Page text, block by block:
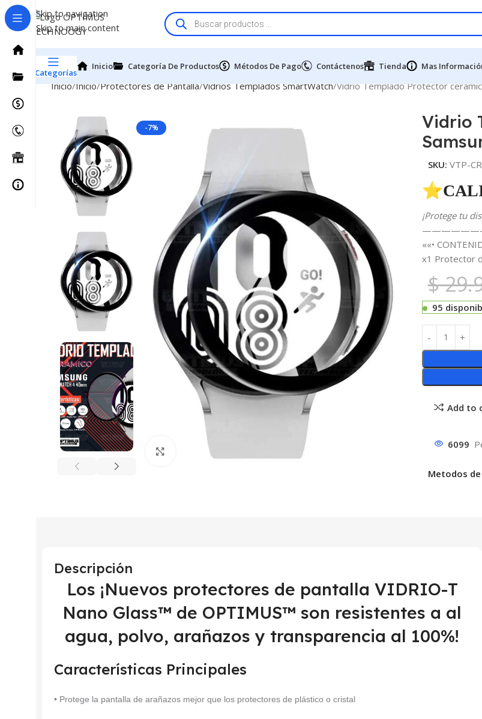
Skip to navigation
Skip to main content
Categorías
Inicio Categoría De Productos Métodos De Pago Contáctenos Tienda Mas
Inicio Inicio Protectores de Pantalla Vidrios Templados SmartWatch Vidrio Templado Protector
-7%
Click to enlarge
Vidrio
SKU: VTP-
¡Protege tu
««•
x1 Protector
$
95
Add to
6099
Metodos
Descripción
Los ¡Nuevos protectores de pantalla VIDRIO-T
Nano Glass™ de OPTIMUS™ son resistentes a al
agua, polvo, arañazos y transparencia al 100%!
Características Principales
• Protege la pantalla de arañazos mejor que los protectores de plástico o cristal